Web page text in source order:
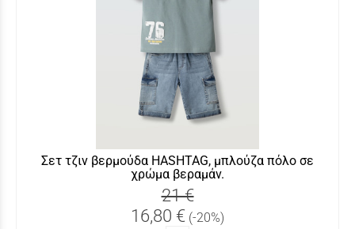
Σετ τζιν βερμούδα HASHTAG, μπλούζα πόλο σε
χρώμα βεραμάν.
21 €
16,80 € (-20%)